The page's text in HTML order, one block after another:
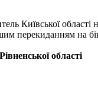
Київської області
перекиданням на
області